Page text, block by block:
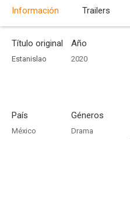
Información Trailers
Título original
Estanislao
Año
2020
País
México
Géneros
Drama